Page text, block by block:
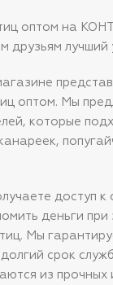
длина 58 см,
оптом на
друзьям лучший
оптом. Мы
которые
доступ
деньги
Мы
срок
из